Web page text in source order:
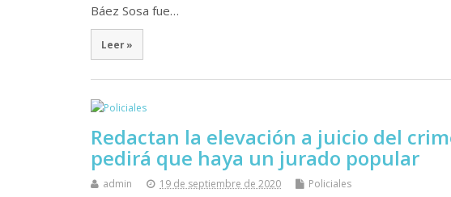
Báez Sosa fue…
Leer »
Redactan la elevación a juicio del
pedirá que haya un jurado popular
admin 19 de septiembre de 2020 Policiales